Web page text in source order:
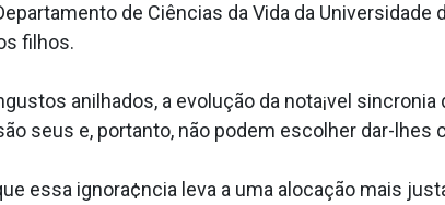
de Ciências da Vida da
filhos.
anilhados, a evolução da nota¡vel
seus e, portanto, não podem escolher dar-lhes
essa ignora¢ncia leva a uma alocação mais